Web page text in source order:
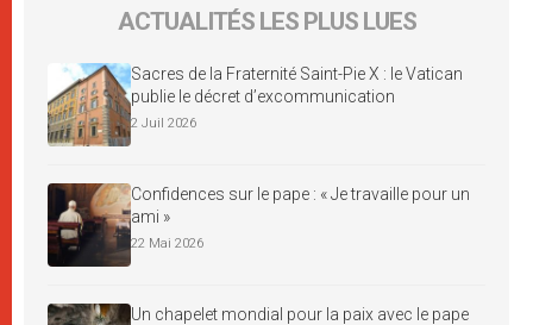
ACTUALITÉS LES PLUS LUES
Sacres de la Fraternité Saint-Pie X : le Vatican
publie le décret d’excommunication
2 Juil 2026
Confidences sur le pape : « Je travaille pour un
ami »
22 Mai 2026
Un chapelet mondial pour la paix avec le pape